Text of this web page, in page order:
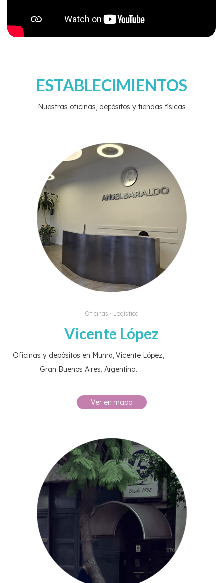
ESTABLECIMIENTOS
Nuestras oficinas, depósitos y tiendas físicas
Oficinas • Logística
Vicente López
Oficinas y depósitos en Munro, Vicente López,
Gran Buenos Aires, Argentina.
Ver en mapa